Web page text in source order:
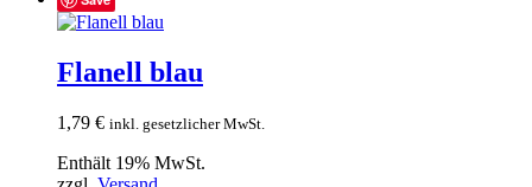
Flanell blau
1,79 € inkl. gesetzlicher MwSt.
Enthält 19% MwSt.